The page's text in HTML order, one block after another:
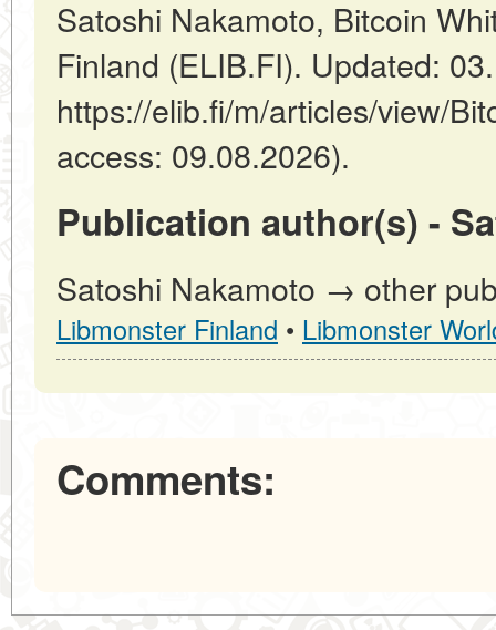
Satoshi Nakamoto, Bitcoin
Finland (ELIB.FI). Updated:
https://elib.fi/m/articles/view/
access: 09.08.2026).
Publication author(s) -
Satoshi Nakamoto → other
Libmonster Finland • Libmonster
Comments: